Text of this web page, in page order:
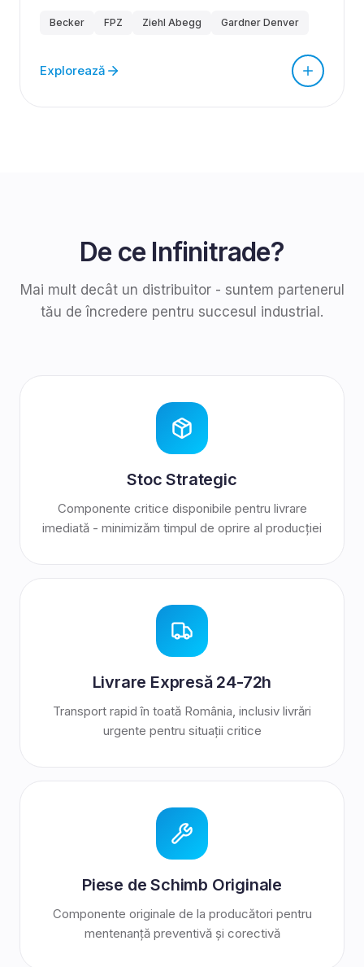
Becker FPZ Ziehl Abegg Gardner Denver
Explorează
De ce Infinitrade?
Mai mult decât un distribuitor - suntem partenerul
tău de încredere pentru succesul industrial.
Stoc Strategic
Componente critice disponibile pentru livrare
imediată - minimizăm timpul de oprire al producției
Livrare Expresă 24-72h
Transport rapid în toată România, inclusiv livrări
urgente pentru situații critice
Piese de Schimb Originale
Componente originale de la producători pentru
mentenanță preventivă și corectivă